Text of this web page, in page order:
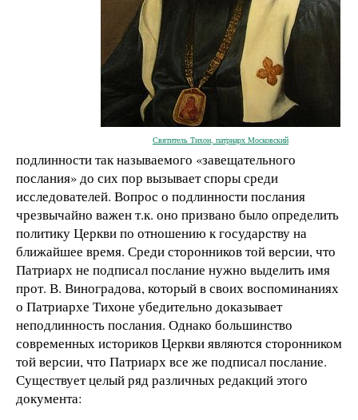
Святитель Тихон, патриарх Московский
подлинности так называемого «завещательного
послания» до сих пор вызывает споры среди
исследователей. Вопрос о подлинности послания
чрезвычайно важен т.к. оно призвано было определить
политику Церкви по отношению к государству на
ближайшее время. Среди сторонников той версии, что
Патриарх не подписал послание нужно выделить имя
прот. В. Виноградова, который в своих воспоминаниях
о Патриархе Тихоне убедительно доказывает
неподлинность послания. Однако большинство
современных историков Церкви являются сторонником
той версии, что Патриарх все же подписал послание.
Существует целый ряд различных редакций этого
документа: